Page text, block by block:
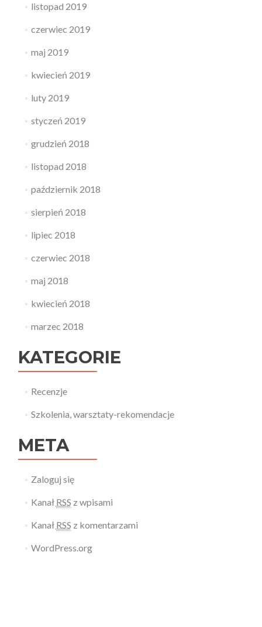
listopad 2019
czerwiec 2019
maj 2019
kwiecień 2019
luty 2019
styczeń 2019
grudzień 2018
listopad 2018
październik 2018
sierpień 2018
lipiec 2018
czerwiec 2018
maj 2018
kwiecień 2018
marzec 2018
KATEGORIE
Recenzje
Szkolenia, warsztaty-rekomendacje
META
Zaloguj się
Kanał RSS z wpisami
Kanał RSS z komentarzami
WordPress.org